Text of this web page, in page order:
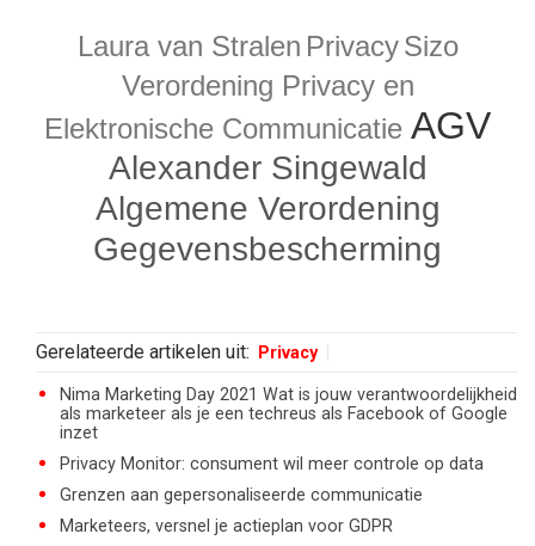
Laura van Stralen Privacy Sizo
Verordening Privacy en
Elektronische Communicatie AGV
Alexander Singewald
Algemene Verordening
Gegevensbescherming
Gerelateerde artikelen uit: Privacy
Nima Marketing Day 2021 Wat is jouw verantwoordelijkheid
als marketeer als je een techreus als Facebook of Google
inzet
Privacy Monitor: consument wil meer controle op data
Grenzen aan gepersonaliseerde communicatie
Marketeers, versnel je actieplan voor GDPR